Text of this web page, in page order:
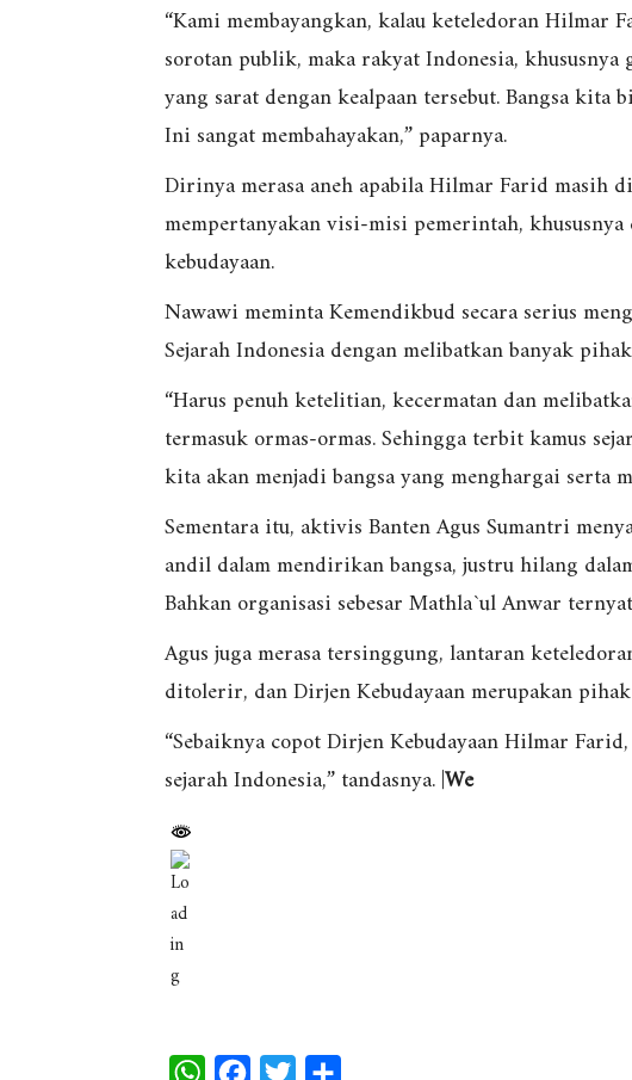
“Kami membayangkan, kalau keteledoran Hilmar
sorotan publik, maka rakyat Indonesia, khususnya
yang sarat dengan kealpaan tersebut. Bangsa kita
Ini sangat membahayakan,” paparnya.
Dirinya merasa aneh apabila Hilmar Farid masih
mempertanyakan visi-misi pemerintah,
kebudayaan.
Nawawi meminta Kemendikbud secara serius
Sejarah Indonesia dengan melibatkan banyak
“Harus penuh ketelitian, kecermatan dan
termasuk ormas-ormas. Sehingga terbit kamus
kita akan menjadi bangsa yang menghargai serta
Sementara itu, aktivis Banten Agus Sumantri
andil dalam mendirikan bangsa, justru hilang
Bahkan organisasi sebesar Mathla`ul Anwar
Agus juga merasa tersinggung, lantaran
ditolerir, dan Dirjen Kebudayaan merupakan
“Sebaiknya copot Dirjen Kebudayaan Hilmar
sejarah Indonesia,” tandasnya. |We
W